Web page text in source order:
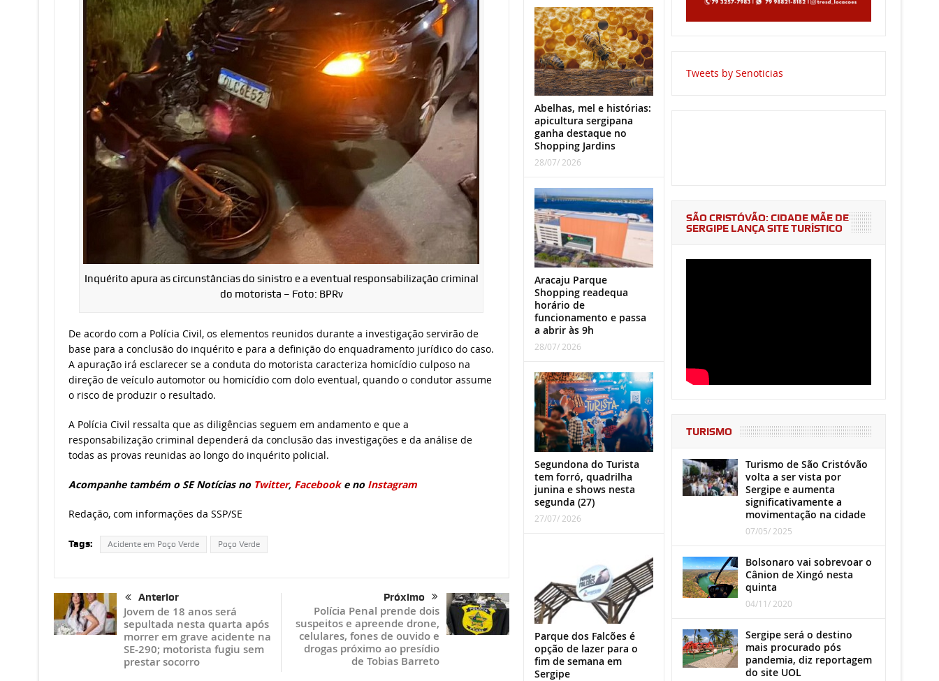
Inquérito apura as circunstâncias do sinistro e a eventual responsabilização criminal
do motorista – Foto: BPRv
De acordo com a Polícia Civil, os elementos reunidos durante a investigação servirão de
base para a conclusão do inquérito e para a definição do enquadramento jurídico do caso.
A apuração irá esclarecer se a conduta do motorista caracteriza homicídio culposo na
direção de veículo automotor ou homicídio com dolo eventual, quando o condutor assume
o risco de produzir o resultado.
A Polícia Civil ressalta que as diligências seguem em andamento e que a
responsabilização criminal dependerá da conclusão das investigações e da análise de
todas as provas reunidas ao longo do inquérito policial.
Acompanhe também o SE Notícias no Twitter, Facebooke no Instagram
Redação, com informações da SSP/SE
Tags: Acidente em Poço Verde Poço Verde
Anterior
Jovem de 18 anos será
sepultada nesta quarta após
morrer em grave acidente na
SE-290; motorista fugiu sem
prestar socorro
Próximo
Polícia Penal prende dois
suspeitos e apreende drone,
celulares, fones de ouvido e
drogas próximo ao presídio
de Tobias Barreto
Abelhas, mel e histórias:
apicultura sergipana
ganha destaque no
Shopping Jardins
28/07/ 2026
Aracaju Parque
Shopping readequa
horário de
funcionamento e passa
a abrir às 9h
28/07/ 2026
Segundona do Turista
tem forró, quadrilha
junina e shows nesta
segunda (27)
27/07/ 2026
Parque dos Falcões é
opção de lazer para o
fim de semana em
Sergipe
Tweets by Senoticias
SÃO CRISTÓVÃO: CIDADE MÃE DE
SERGIPE LANÇA SITE TURÍSTICO
TURISMO
Turismo de São Cristóvão
volta a ser vista por
Sergipe e aumenta
significativamente a
movimentação na cidade
07/05/ 2025
Bolsonaro vai sobrevoar o
Cânion de Xingó nesta
quinta
04/11/ 2020
Sergipe será o destino
mais procurado pós
pandemia, diz reportagem
do site UOL